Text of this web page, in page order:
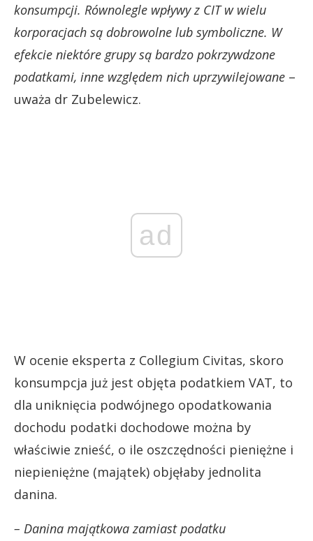
konsumpcji. Równolegle wpływy z CIT w wielu
korporacjach są dobrowolne lub symboliczne. W
efekcie niektóre grupy są bardzo pokrzywdzone
podatkami, inne względem nich uprzywilejowane –
uważa dr Zubelewicz.
ad
W ocenie eksperta z Collegium Civitas, skoro
konsumpcja już jest objęta podatkiem VAT, to
dla uniknięcia podwójnego opodatkowania
dochodu podatki dochodowe można by
właściwie znieść, o ile oszczędności pieniężne i
niepieniężne (majątek) objęłaby jednolita
danina.
– Danina majątkowa zamiast podatku